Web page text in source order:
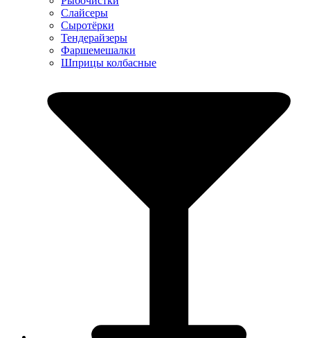
Слайсеры
Сыротёрки
Тендерайзеры
Фаршемешалки
Шприцы колбасные